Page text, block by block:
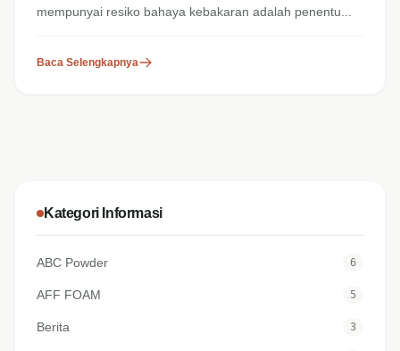
mempunyai resiko bahaya kebakaran adalah penentu...
Baca Selengkapnya
Kategori Informasi
ABC Powder 6
AFF FOAM 5
Berita 3